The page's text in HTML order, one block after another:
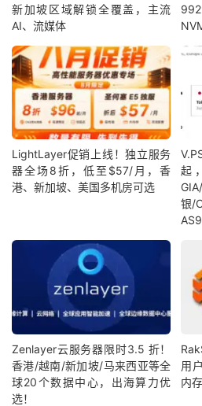
新加坡区域解锁全覆盖，主流
AI、流媒体
LightLayer促销上线！独立服务
器全场8折，低至$57/月，香
港、新加坡、美国多机房可选
起
银/
Zenlayer云服务器限时3.5 折！
香港/越南/新加坡/马来西亚等全
球20个数据中心，出海算力优
选！
用
内